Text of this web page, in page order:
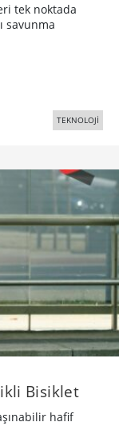
tek noktada
savunma
TEKNOLOJİ
Bisiklet
hafif